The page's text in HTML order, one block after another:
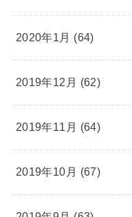
2020年1月 (64)
2019年12月 (62)
2019年11月 (64)
2019年10月 (67)